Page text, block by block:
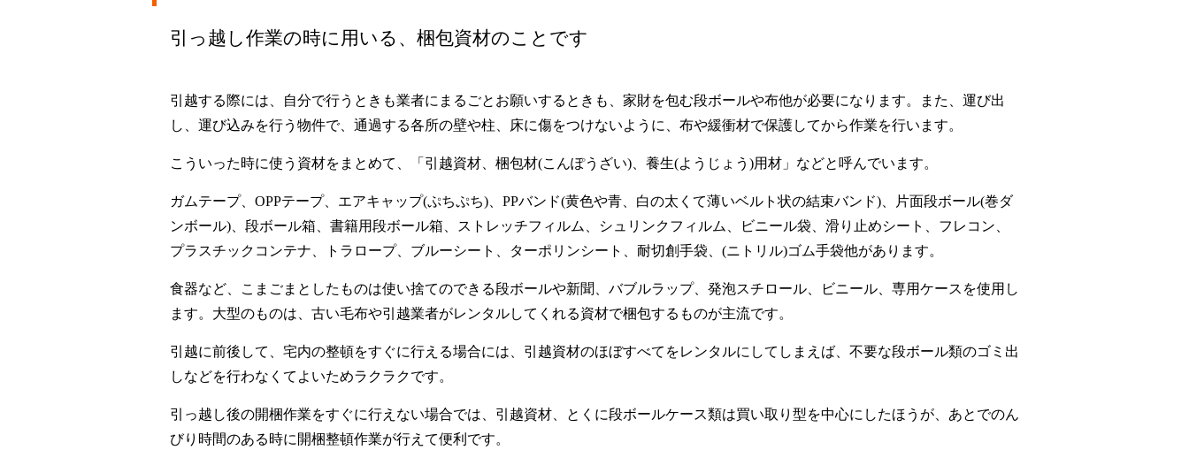
引っ越し作業の時に用いる、梱包資材のことです
引越する際には、自分で行うときも業者にまるごとお願いするときも、家財を包む段ボールや布他が必要になります。また、運び出
し、運び込みを行う物件で、通過する各所の壁や柱、床に傷をつけないように、布や緩衝材で保護してから作業を行います。
こういった時に使う資材をまとめて、「引越資材、梱包材(こんぽうざい)、養生(ようじょう)用材」などと呼んでいます。
ガムテープ、OPPテープ、エアキャップ(ぷちぷち)、PPバンド(黄色や青、白の太くて薄いベルト状の結束バンド)、片面段ボール(巻ダ
ンボール)、段ボール箱、書籍用段ボール箱、ストレッチフィルム、シュリンクフィルム、ビニール袋、滑り止めシート、フレコン、
プラスチックコンテナ、トラロープ、ブルーシート、ターポリンシート、耐切創手袋、(ニトリル)ゴム手袋他があります。
食器など、こまごまとしたものは使い捨てのできる段ボールや新聞、バブルラップ、発泡スチロール、ビニール、専用ケースを使用し
ます。大型のものは、古い毛布や引越業者がレンタルしてくれる資材で梱包するものが主流です。
引越に前後して、宅内の整頓をすぐに行える場合には、引越資材のほぼすべてをレンタルにしてしまえば、不要な段ボール類のゴミ出
しなどを行わなくてよいためラクラクです。
引っ越し後の開梱作業をすぐに行えない場合では、引越資材、とくに段ボールケース類は買い取り型を中心にしたほうが、あとでのん
びり時間のある時に開梱整頓作業が行えて便利です。